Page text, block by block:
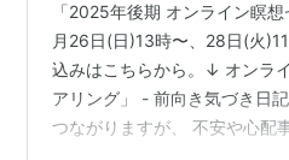
「2025年後期 オンライン瞑
月26日(日)13時〜、28日(火
込みはこちらから。↓ オンラ
アリング」 - 前向き気づき日
つながりますが、 不安や心配